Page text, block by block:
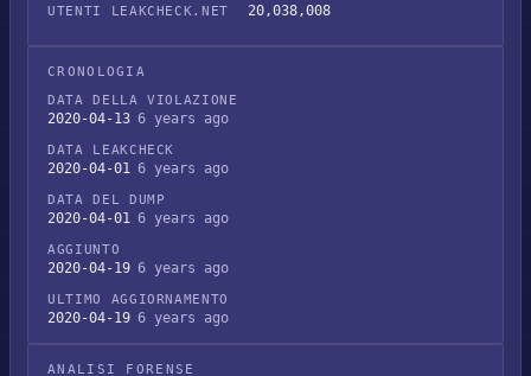
UTENTI LEAKCHECK.NET 20,038,008
CRONOLOGIA
DATA DELLA VIOLAZIONE
2020-04-13 6 years ago
DATA LEAKCHECK
2020-04-01 6 years ago
DATA DEL DUMP
2020-04-01 6 years ago
AGGIUNTO
2020-04-19 6 years ago
ULTIMO AGGIORNAMENTO
2020-04-19 6 years ago
ANALISI FORENSE